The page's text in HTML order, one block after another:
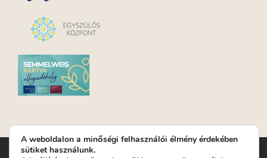
Turay Ida Színház Közhasznú Nonprofit Kft. | Működési
A weboldalon a minőségi felhasználói élmény érdekében
sütiket használunk.